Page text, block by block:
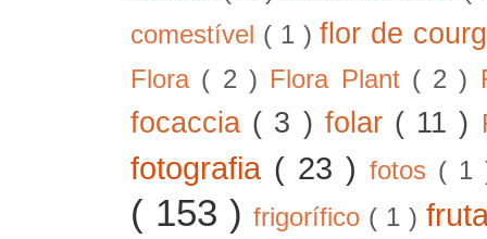
comestível ( 1 )flor de
Flora ( 2 ) Flora Plant ( 2 )
focaccia ( 3 ) folar ( 11 )
fotografia ( 23 ) fotos (
( 153 )frigorífico ( 1 )